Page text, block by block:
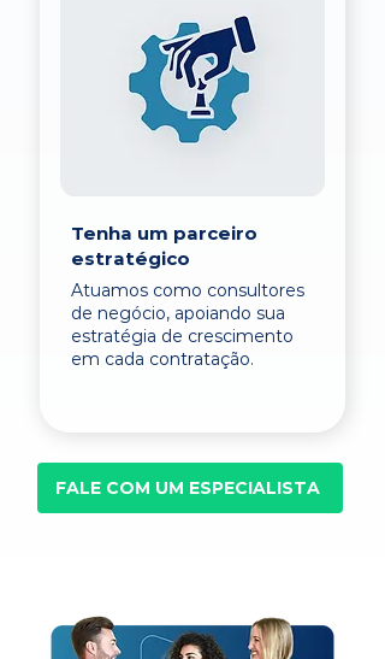
Tenha um parceiro
estratégico
Atuamos como consultores
de negócio, apoiando sua
estratégia de crescimento
em cada contratação.
FALE COM UM ESPECIALISTA